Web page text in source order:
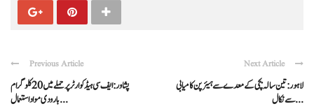
Previous Article
پشاور: ایف سی ہیڈکوارٹر پر حملے میں 20 کلوگرام
بارودی مواد استعمال ...
Next Article
لاہور: تین سالہ بچی کے معدے سے ہیئر پن کامیابی
سے نکال ...